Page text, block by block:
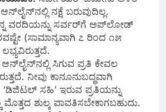
ನಕ್ಷೆ ಬರುವುದಿಲ್ಲ.
ವರದಿಯನ್ನು ಸರ್ವರ್‌ಗೆ ಅಪ್‌ಲೋಡ್
(ಸಾಮಾನ್ಯವಾಗಿ ೭ ರಿಂದ ೧೫
ಆನ್‌ಲೈನ್‌ನಲ್ಲಿ ಸಿಗುವ ಪ್ರತಿ ಕೇವಲ
ನೀವು ಕಾನೂನುಬದ್ಧವಾಗಿ
ಸಹಿ’ ಇರುವ ಪ್ರತಿಯನ್ನು
ಶುಲ್ಕ ಪಾವತಿಸಬೇಕಾಗಬಹುದು.